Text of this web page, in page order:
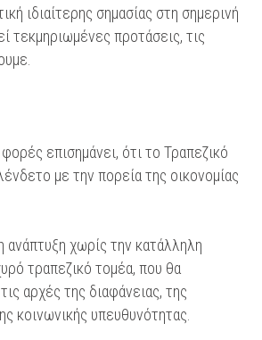
ιδιαίτερης σημασίας στη σημερινή
τεκμηριωμένες προτάσεις, τις
επισημάνει, ότι το Τραπεζικό
με την πορεία της οικονομίας
ανάπτυξη χωρίς την κατάλληλη
τραπεζικό τομέα, που θα
αρχές της διαφάνειας, της
κοινωνικής υπευθυνότητας.